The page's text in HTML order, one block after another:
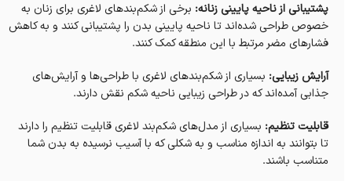
پشتیبانی از ناحیه پایینی زنانه: برخی از شکم‌بندهای لاغری برای زنان به
خصوص طراحی شده‌اند تا ناحیه پایینی بدن را پشتیبانی کنند و به کاهش
فشارهای مضر مرتبط با این منطقه کمک کنند.
آرایش زیبایی: بسیاری از شکم‌بندهای لاغری با طراحی‌ها و آرایش‌های
جذابی آمده‌اند که در طراحی زیبایی ناحیه شکم نقش دارند.
قابلیت تنظیم: بسیاری از مدل‌های شکم‌بند لاغری قابلیت تنظیم را دارند
تا بتوانند به اندازه مناسب و به شکلی که با آسیب نرسیده به بدن شما
متناسب باشند.